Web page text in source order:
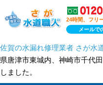
24時間、フリ
メールで
佐賀の水漏れ修理業者 さが水
県唐津市東城内、神崎市千代
しました。